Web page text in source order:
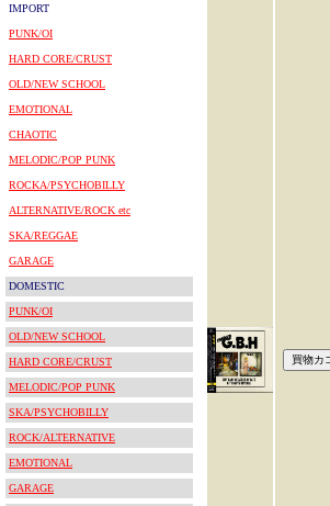
IMPORT
PUNK/OI
HARD CORE/CRUST
OLD/NEW SCHOOL
EMOTIONAL
CHAOTIC
MELODIC/POP PUNK
ROCKA/PSYCHOBILLY
ALTERNATIVE/ROCK etc
SKA/REGGAE
GARAGE
DOMESTIC
PUNK/OI
OLD/NEW SCHOOL
HARD CORE/CRUST
MELODIC/POP PUNK
SKA/PSYCHOBILLY
ROCK/ALTERNATIVE
EMOTIONAL
GARAGE